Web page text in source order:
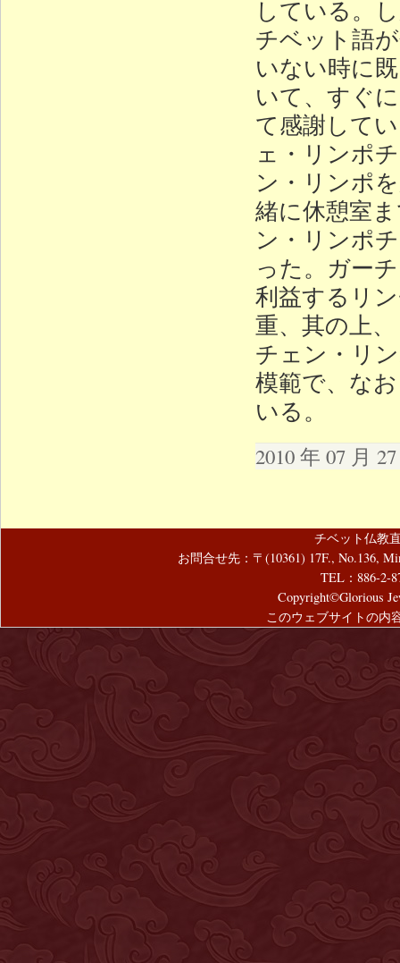
している。
チベット語
いない時に
いて、すぐ
て感謝して
ェ・リンポ
ン・リンポ
緒に休憩室
ン・リンポ
った。ガー
利益するリ
重、其の上
チェン・リ
模範で、な
いる。
2010 年 07 月
チベット仏教
お問合せ先：〒(10361) 17F., No.136,
TEL：886-2-
Copyright©Glorious
このウェブサイトの内